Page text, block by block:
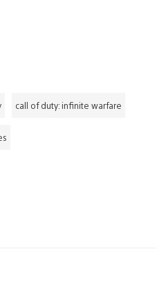
call of duty: infinite warfare